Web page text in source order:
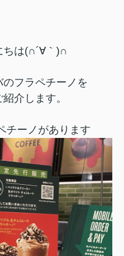
ちは(∩´∀｀)∩
フラペチーノを
介します。
チーノがあります